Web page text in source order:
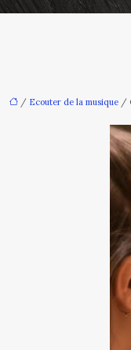
/ Ecouter de la musique /